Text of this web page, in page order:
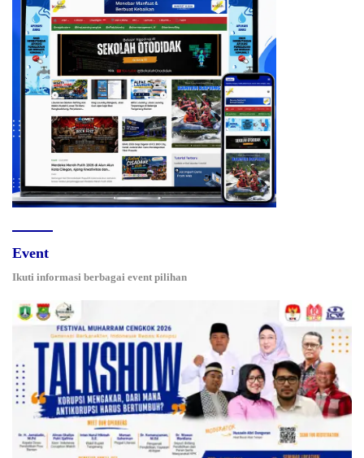
Event
Ikuti informasi berbagai event pilihan